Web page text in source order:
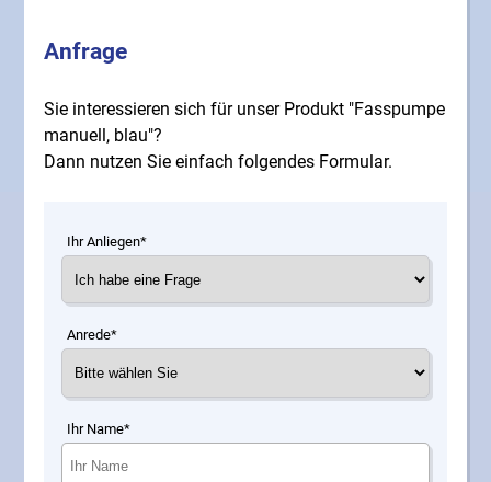
Anfrage
Sie interessieren sich für unser Produkt "Fasspumpe
manuell, blau"?
Dann nutzen Sie einfach folgendes Formular.
Ihr Anliegen*
Anrede*
Ihr Name*